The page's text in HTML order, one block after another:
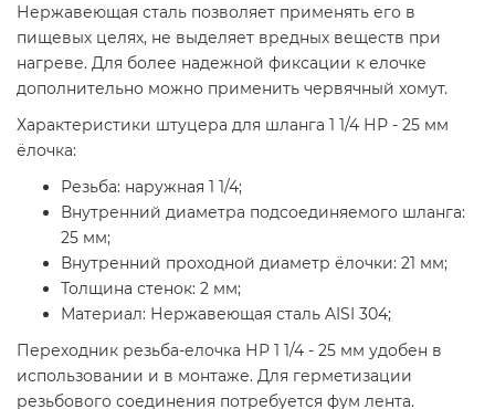
Нержавеющая сталь позволяет применять его в
пищевых целях, не выделяет вредных веществ при
нагреве. Для более надежной фиксации к елочке
дополнительно можно применить червячный хомут.
Характеристики штуцера для шланга 1 1/4 НР - 25 мм
ёлочка:
Резьба: наружная 1 1/4;
Внутренний диаметра подсоединяемого шланга:
25 мм;
Внутренний проходной диаметр ёлочки: 21 мм;
Толщина стенок: 2 мм;
Материал: Нержавеющая сталь AISI 304;
Переходник резьба-елочка НР 1 1/4 - 25 мм удобен в
использовании и в монтаже. Для герметизации
резьбового соединения потребуется фум лента.